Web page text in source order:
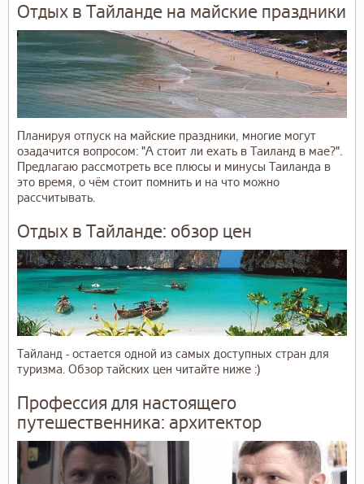
Отдых в Тайланде на майские праздники
Планируя отпуск на майские праздники, многие могут
озадачится вопросом: "А стоит ли ехать в Таиланд в мае?".
Предлагаю рассмотреть все плюсы и минусы Таиланда в
это время, о чём стоит помнить и на что можно
рассчитывать.
Отдых в Тайланде: обзор цен
Тайланд - остается одной из самых доступных стран для
туризма. Обзор тайских цен читайте ниже :)
Профессия для настоящего
путешественника: архитектор